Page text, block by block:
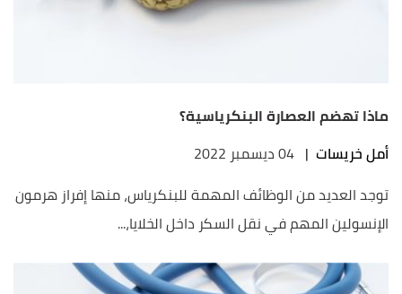
ماذا تهضم العصارة البنكرياسية؟
أمل خريسات | 04 ديسمبر 2022
توجد العديد من الوظائف المهمة للبنكرياس، منها إفراز هرمون
الإنسولين المهم في نقل السكر داخل الخلايا،...